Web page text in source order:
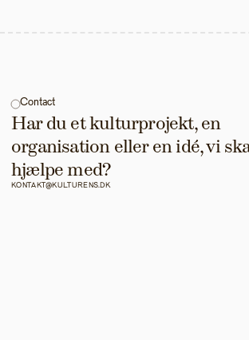
Contact
Har du et kulturprojekt, en
organisation eller en idé, vi
hjælpe med?
KONTAKT@KULTURENS.DK